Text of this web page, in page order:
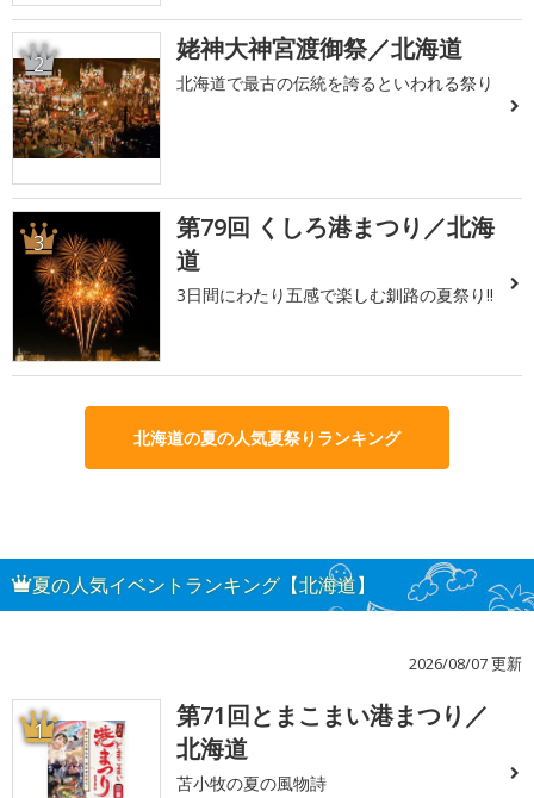
2 姥神大神宮渡御祭／北海道
北海道で最古の伝統を誇るといわれる祭り
3
第79回 くしろ港まつり／北海
道
3日間にわたり五感で楽しむ釧路の夏祭り!!
北海道の夏の人気夏祭りランキング
夏の人気イベントランキング【北海道】
2026/08/07 更新
1
第71回とまこまい港まつり／
北海道
苫小牧の夏の風物詩